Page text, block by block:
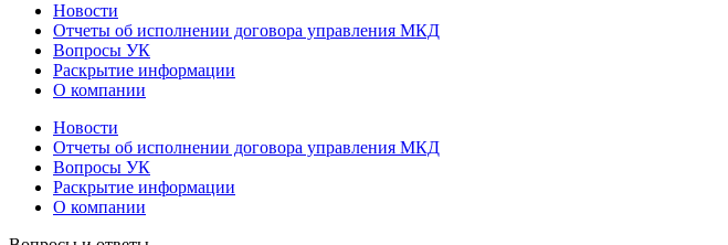
Новости
Отчеты об исполнении договора управления МКД
Вопросы УК
Раскрытие информации
О компании
Новости
Отчеты об исполнении договора управления МКД
Вопросы УК
Раскрытие информации
О компании